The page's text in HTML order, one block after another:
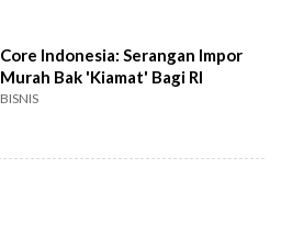
Core Indonesia: Serangan Impor
Murah Bak 'Kiamat' Bagi RI
BISNIS